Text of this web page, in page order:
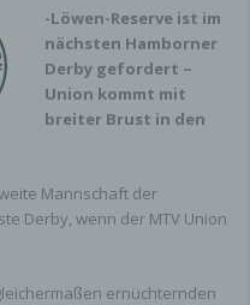
-Löwen-Reserve ist im
nächsten Hamborner
Derby gefordert –
Union kommt mit
breiter Brust in den
Mannschaft der
Derby, wenn der MTV Union
ernüchternden